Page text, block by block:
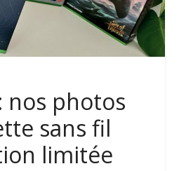
nos photos
sans fil
limitée